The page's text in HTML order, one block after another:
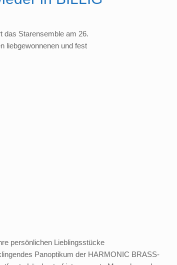
das Starensemble am 26.
liebgewonnenen und fest
persönlichen Lieblingsstücke
Panoptikum der HARMONIC BRASS-